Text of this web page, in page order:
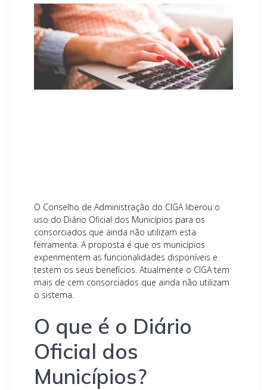
O Conselho de Administração do CIGA liberou o
uso do Diário Oficial dos Municípios para os
consorciados que ainda não utilizam esta
ferramenta. A proposta é que os municípios
experimentem as funcionalidades disponíveis e
testem os seus benefícios. Atualmente o CIGA tem
mais de cem consorciados que ainda não utilizam
o sistema.
O que é o Diário
Oficial dos
Municípios?